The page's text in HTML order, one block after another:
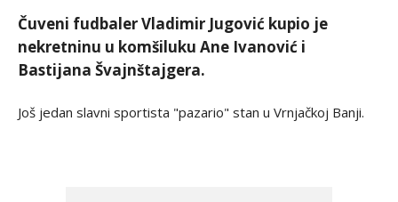
Čuveni fudbaler Vladimir Jugović kupio je
nekretninu u komšiluku Ane Ivanović i
Bastijana Švajnštajgera.
Još jedan slavni sportista "pazario" stan u Vrnjačkoj Banji.